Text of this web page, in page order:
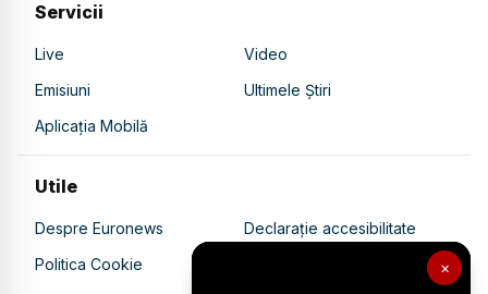
×
Servicii
Live
Video
Emisiuni
Ultimele Știri
Aplicația Mobilă
Utile
Despre Euronews
Declarație accesibilitate
Politica Cookie
Politica de confidențialitate